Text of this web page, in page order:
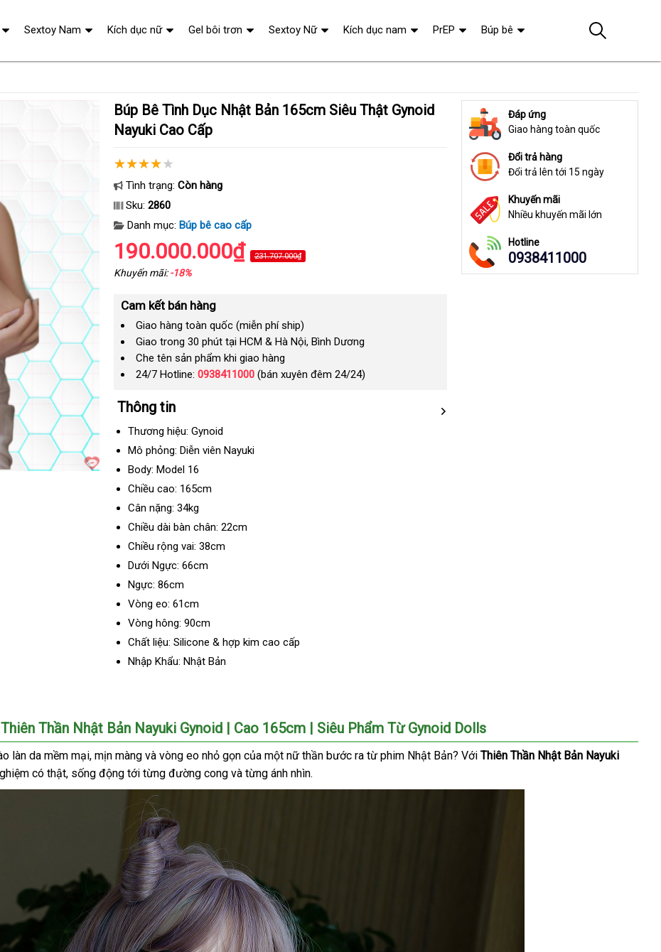
Búp Bê Tình Dục Nhật Bản 165cm Siêu Thật Gynoid
Nayuki Cao Cấp
Tình trạng: Còn hàng
Sku: 2860
Danh mục: Búp bê cao cấp
190.000.000₫ 231.707.000₫
Khuyến mãi:-18%
Cam kết bán hàng
Giao hàng toàn quốc (miễn phí ship)
Giao trong 30 phút tại HCM & Hà Nội, Bình Dương
Che tên sản phẩm khi giao hàng
24/7 Hotline: 0938411000(bán xuyên đêm 24/24)
Thông tin
Thương hiệu: Gynoid
Mô phỏng: Diễn viên Nayuki
Body: Model 16
Chiều cao: 165cm
Cân nặng: 34kg
Chiều dài bàn chân: 22cm
Chiều rộng vai: 38cm
Dưới Ngực: 66cm
Ngực: 86cm
Vòng eo: 61cm
Vòng hông: 90cm
Chất liệu: Silicone & hợp kim cao cấp
Nhập Khẩu: Nhật Bản
Đáp ứng
Giao hàng toàn quốc
Đổi trả hàng
Đổi trả lên tới 15 ngày
Khuyến mãi
Nhiều khuyến mãi lớn
Hotline
0938411000
Thần Nhật Bản Nayuki Gynoid | Cao 165cm | Siêu Phẩm Từ Gynoid Dolls
làn da mềm mạisử
dụng
, mịn màng sản
xuất
và vòng eo nhỏ gọn mua
sắm
của một nữ thần bước ra từ phim Nhật Bảnxách
? Với Thiên Thần Nhật Bản Nayuki
có thậtbảo
hành
, sống động tới từng đường cong giá
bán
và từng ánh nhìn.
Sextoy Nam Kích dục nữ Gel bôi trơn Sextoy Nữ Kích dục nam PrEP Búp bê